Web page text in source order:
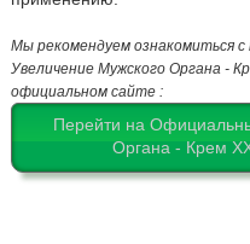
Мы рекомендуем ознакомиться
Увеличение Мужского Органа -
официальном сайте :
Перейти на
Органа - Крем